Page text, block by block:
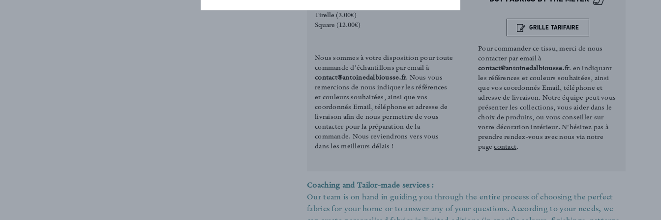
Tirelle (3.00€)
Square (12.00€)
Nous sommes à votre disposition pour toute
commande d'échantillons par email à
contact@antoinedalbiousse.fr. Nous vous
remercions de nous indiquer les références
et couleurs souhaitées, ainsi que vos
coordonnés Email, téléphone et adresse de
livraison afin de nous permettre de vous
contacter pour la préparation de la
commande. Nous reviendrons vers vous
dans les meilleurs délais !
GRILLE TARIFAIRE
Pour commander ce tissu, merci de nous
contacter par email à
contact@antoinedalbiousse.fr. en indiquant
les références et couleurs souhaitées, ainsi
que vos coordonnés Email, téléphone et
adresse de livraison. Notre équipe peut vous
présenter les collections, vous aider dans le
choix de produits, ou vous conseiller sur
votre décoration intérieur. N'hésitez pas à
prendre rendez-vous avec nous via notre
pagecontact.
Coaching and Tailor-made services :
Our team is on hand in guiding you through the entire process of choosing the perfect
fabrics for your home or to answer any of your questions. According to your needs, we